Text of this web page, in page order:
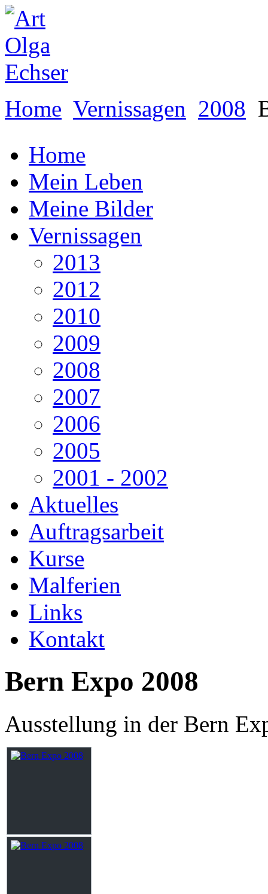
Home Vernissagen 2008
Home
Mein Leben
Meine Bilder
Vernissagen
2013
2012
2010
2009
2008
2007
2006
2005
2001 - 2002
Aktuelles
Auftragsarbeit
Kurse
Malferien
Links
Kontakt
Bern Expo 2008
Ausstellung in der Bern